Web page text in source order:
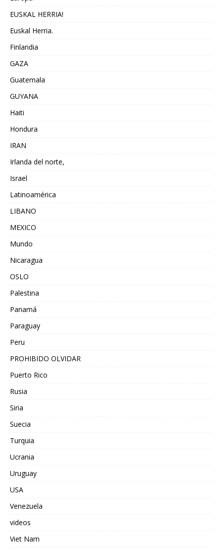
EUSKAL HERRIA!
Euskal Herria.
Finlandia
GAZA
Guatemala
GUYANA
Haiti
Hondura
IRAN
Irlanda del norte,
Israel
Latinoamérica
LIBANO
MEXICO
Mundo
Nicaragua
OSLO
Palestina
Panamá
Paraguay
Peru
PROHIBIDO OLVIDAR
Puerto Rico
Rusia
Siria
Suecia
Turquia
Ucrania
Uruguay
USA
Venezuela
videos
Viet Nam